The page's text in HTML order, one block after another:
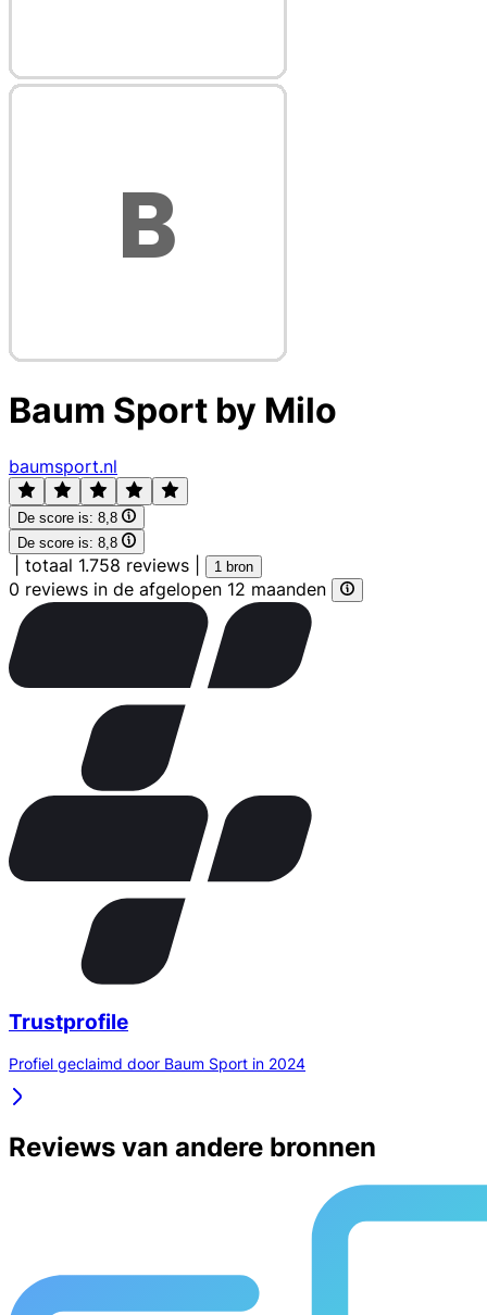
Baum Sport by Milo
baumsport.nl
De score is: 8,8
De score is: 8,8
totaal 1.758 reviews 1 bron
0 reviews in de afgelopen 12 maanden
Trustprofile
Profiel geclaimd door Baum Sport in 2024
Reviews van andere bronnen